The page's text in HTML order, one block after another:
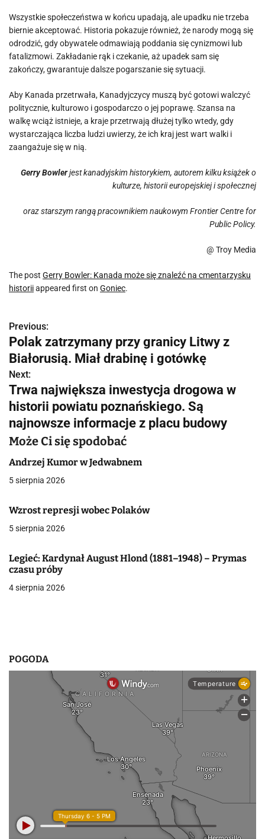
Wszystkie społeczeństwa w końcu upadają, ale upadku nie trzeba
biernie akceptować. Historia pokazuje również, że narody mogą się
odrodzić, gdy obywatele odmawiają poddania się cynizmowi lub
fatalizmowi. Zakładanie rąk i czekanie, aż upadek sam się
zakończy, gwarantuje dalsze pogarszanie się sytuacji.
Aby Kanada przetrwała, Kanadyjczycy muszą być gotowi walczyć
politycznie, kulturowo i gospodarczo o jej poprawę. Szansa na
walkę wciąż istnieje, a kraje przetrwają dłużej tylko wtedy, gdy
wystarczająca liczba ludzi uwierzy, że ich kraj jest wart walki i
zaangażuje się w nią.
Gerry Bowlerjest kanadyjskim historykiem, autorem kilku książek o
kulturze, historii europejskiej i społecznej
oraz starszym rangą pracownikiem naukowym Frontier Centre for
Public Policy.
@ Troy Media
The post Gerry Bowler: Kanada może się znaleźć na cmentarzysku
historiiappeared first on Goniec.
N
a
w
i
g
a
c
j
a
w
p
i
Previous:
Polak zatrzymany przy granicy Litwy z
Białorusią. Miał drabinę i gotówkę
Next:
Trwa największa inwestycja drogowa w
historii powiatu poznańskiego. Są
najnowsze informacje z placu budowy
Może Ci się spodobać
Andrzej Kumor w Jedwabnem
5 sierpnia 2026
Wzrost represji wobec Polaków
5 sierpnia 2026
Legieć: Kardynał August Hlond (1881–1948) – Prymas
czasu próby
4 sierpnia 2026
POGODA